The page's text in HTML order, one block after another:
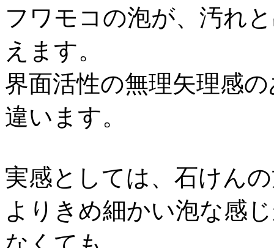
フワモコの泡が、汚れ
えます。
界面活性の無理矢理感
違います。
実感としては、石けん
よりきめ細かい泡な感